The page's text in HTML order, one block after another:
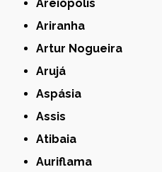
Areiópolis
Ariranha
Artur Nogueira
Arujá
Aspásia
Assis
Atibaia
Auriflama